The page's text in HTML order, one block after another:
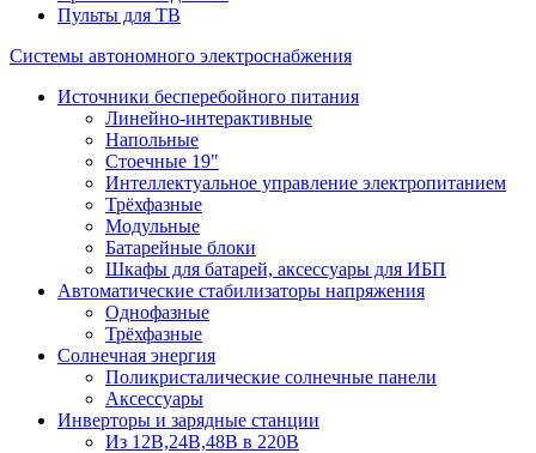
Пульты для ТВ
Системы автономного электроснабжения
Источники бесперебойного питания
Линейно-интерактивные
Напольные
Стоечные 19"
Интеллектуальное управление электропитанием
Трёхфазные
Модульные
Батарейные блоки
Шкафы для батарей, аксессуары для ИБП
Автоматические стабилизаторы напряжения
Однофазные
Трёхфазные
Солнечная энергия
Поликристалические солнечные панели
Аксессуары
Инверторы и зарядные станции
Из 12В,24В,48В в 220В